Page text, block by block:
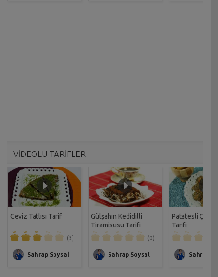
VİDEOLU TARİFLER
Ceviz Tatlısı Tarif
(3)
Sahrap Soysal
Gülşahın Kedidilli
Tiramisusu Tarifi
(0)
Sahrap Soysal
Patatesli Çıtır
Tarifi
Sahrap